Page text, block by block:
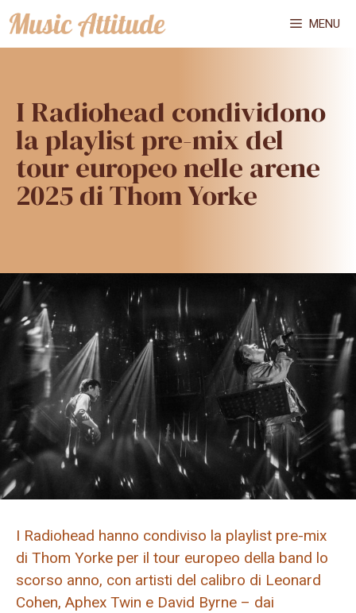
Vai
al
MENU
I Radiohead condividono
la playlist pre-mix del
tour europeo nelle arene
2025 di Thom Yorke
I Radiohead hanno condiviso la playlist pre-mix
di Thom Yorke per il tour europeo della band lo
scorso anno, con artisti del calibro di Leonard
Cohen, Aphex Twin e David Byrne – dai